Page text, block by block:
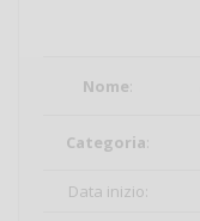
Nome:
Categoria:
Data inizio: